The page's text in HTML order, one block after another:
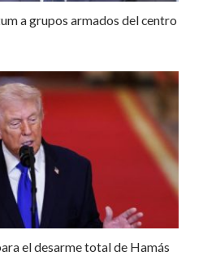
a grupos armados del centro
el desarme total de Hamás